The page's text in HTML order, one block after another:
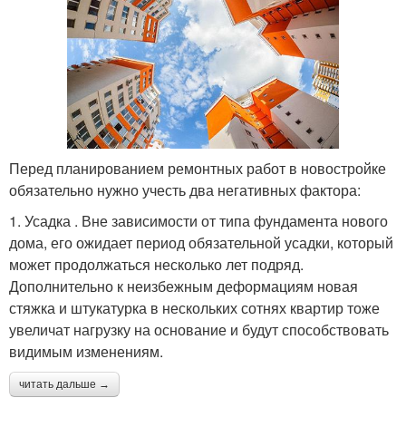
Перед планированием ремонтных работ в новостройке
обязательно нужно учесть два негативных фактора:
1. Усадка . Вне зависимости от типа фундамента нового
дома, его ожидает период обязательной усадки, который
может продолжаться несколько лет подряд.
Дополнительно к неизбежным деформациям новая
стяжка и штукатурка в нескольких сотнях квартир тоже
увеличат нагрузку на основание и будут способствовать
видимым изменениям.
читать дальше →